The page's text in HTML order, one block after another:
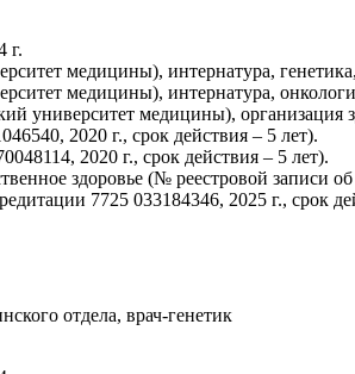
г.
медицины), интернатура, генетика,
медицины), интернатура,
медицины), организация
2020 г., срок действия – 5 лет).
2020 г., срок действия – 5 лет).
здоровье (№ реестровой записи
7725 033184346, 2025 г., срок
отдела, врач-генетик